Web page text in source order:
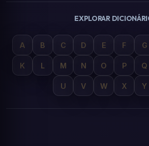
EXPLORAR
A B C D E F G
K L M N O P Q
U V W X Y